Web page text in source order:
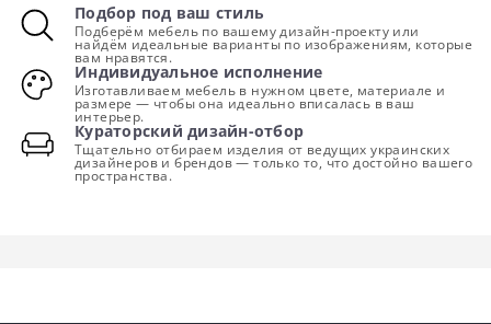
Подбор под ваш стиль
Подберём мебель по вашему дизайн-проекту или
найдём идеальные варианты по изображениям, которые
вам нравятся.
Индивидуальное исполнение
Изготавливаем мебель в нужном цвете, материале и
размере — чтобы она идеально вписалась в ваш
интерьер.
Кураторский дизайн-отбор
Тщательно отбираем изделия от ведущих украинских
дизайнеров и брендов — только то, что достойно вашего
пространства.